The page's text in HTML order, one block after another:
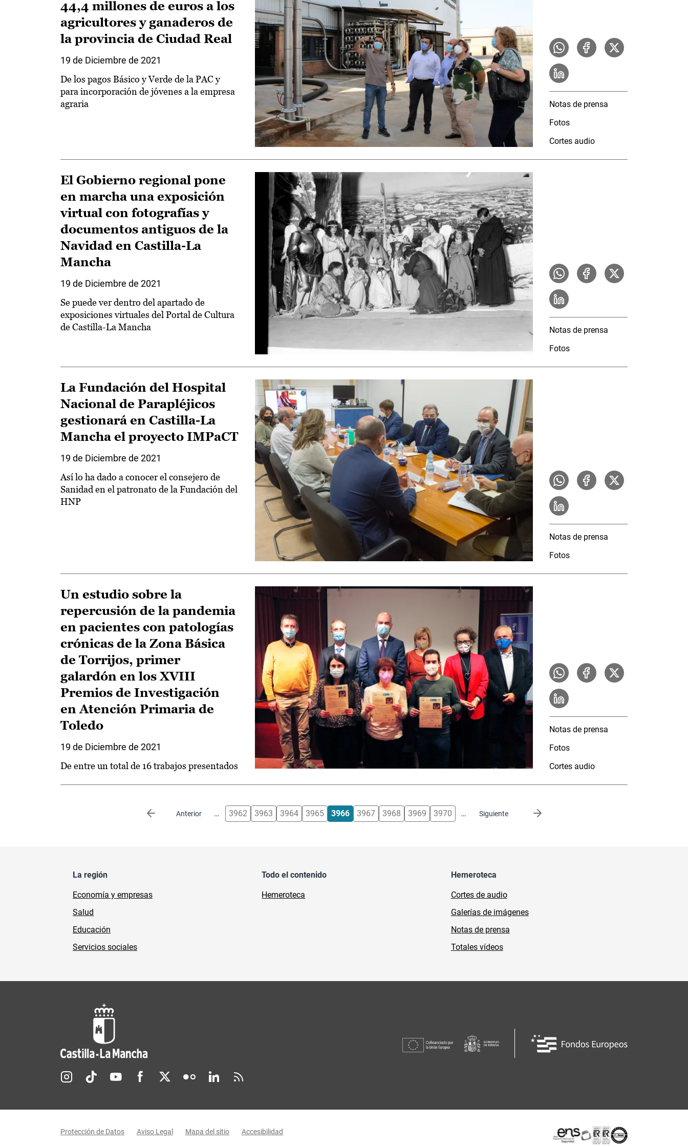
44,4 millones de euros a los
agricultores y ganaderos de
la provincia de Ciudad Real
19 de Diciembre de 2021
De los pagos Básico y Verde de la PAC y
para incorporación de jóvenes a la empresa
agraria
Notas de prensa
Fotos
Cortes audio
El Gobierno regional pone
en marcha una exposición
virtual con fotografías y
documentos antiguos de la
Navidad en Castilla-La
Mancha
19 de Diciembre de 2021
Se puede ver dentro del apartado de
exposiciones virtuales del Portal de Cultura
de Castilla-La Mancha
Notas de prensa
Fotos
La Fundación del Hospital
Nacional de Parapléjicos
gestionará en Castilla-La
Mancha el proyecto IMPaCT
19 de Diciembre de 2021
Así lo ha dado a conocer el consejero de
Sanidad en el patronato de la Fundación del
HNP
Notas de prensa
Fotos
Un estudio sobre la
repercusión de la pandemia
en pacientes con patologías
crónicas de la Zona Básica
de Torrijos, primer
galardón en los XVIII
Premios de Investigación
en Atención Primaria de
Toledo
19 de Diciembre de 2021
De entre un total de 16 trabajos presentados
Notas de prensa
Fotos
Cortes audio
Anterior
Página anterior … 3962 3963 3964 3965 3966 3967 3968 3969 3970 … Siguiente
Siguiente página
La región
Economía y empresas
Salud
Educación
Servicios sociales
Todo el contenido
Hemeroteca
Hemeroteca
Cortes de audio
Galerías de imágenes
Notas de prensa
Totales vídeos
Redes sociales JCCM
Protección de Datos Aviso Legal Mapa del sitio Accesibilidad Certificaciones